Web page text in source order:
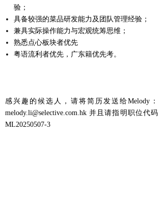
验；
具备较强的菜品研发能力及团队管理经验；
兼具实际操作能力与宏观统筹思维；
熟悉点心板块者优先
粤语流利者优先，广东籍优先考。
感兴趣的候选人，请将简历发送给Melody：
melody.li@selective.com.hk 并且请指明职位代码
ML20250507-3